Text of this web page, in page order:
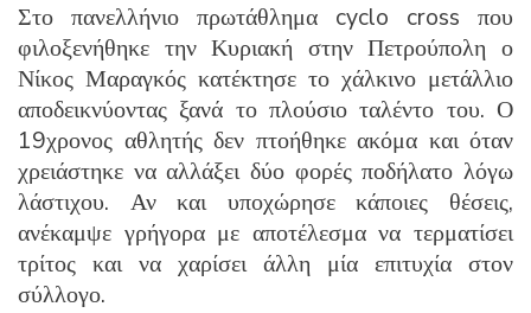
Στο πανελλήνιο πρωτάθλημα cyclo cross που
φιλοξενήθηκε την Κυριακή στην Πετρούπολη ο
Νίκος Μαραγκός κατέκτησε το χάλκινο μετάλλιο
αποδεικνύοντας ξανά το πλούσιο ταλέντο του. Ο
19χρονος αθλητής δεν πτοήθηκε ακόμα και όταν
χρειάστηκε να αλλάξει δύο φορές ποδήλατο λόγω
λάστιχου. Αν και υποχώρησε κάποιες θέσεις,
ανέκαμψε γρήγορα με αποτέλεσμα να τερματίσει
τρίτος και να χαρίσει άλλη μία επιτυχία στον
σύλλογο.